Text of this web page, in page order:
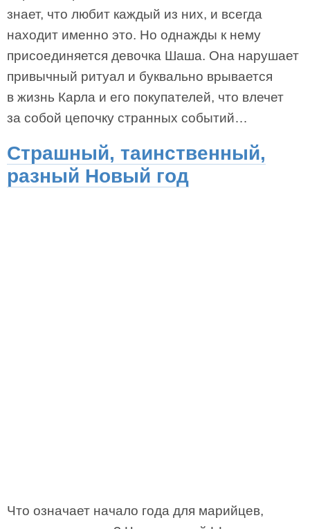
знает, что любит каждый из них, и всегда
находит именно это. Но однажды к нему
присоединяется девочка Шаша. Она нарушает
привычный ритуал и буквально врывается
в жизнь Карла и его покупателей, что влечет
за собой цепочку странных событий…
Страшный, таинственный,
разный Новый год
Что означает начало года для марийцев,